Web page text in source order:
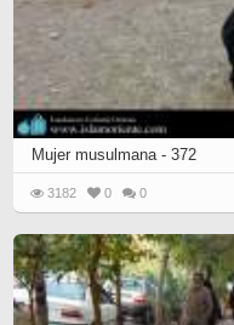
Mujer musulmana - 372
3182 0 0